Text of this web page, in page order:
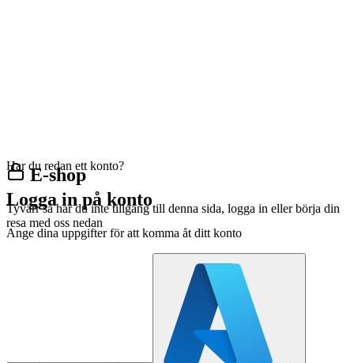
E-shop
Tyvärr så har du inte tillgång till denna sida, logga in eller börja din
resa med oss nedan
Har du redan ett konto?
Logga in på konto
Ange dina uppgifter för att komma åt ditt konto